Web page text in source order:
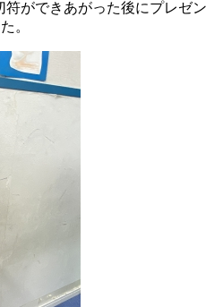
符ができあがった後にプレゼン
。